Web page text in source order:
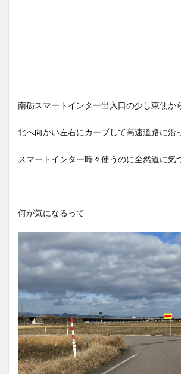
南砺スマートインター出入口の少し東側か
北へ向かい左右にカーブして高速道路に沿
スマートインター時々使うのに全然道に気
何が気になるって